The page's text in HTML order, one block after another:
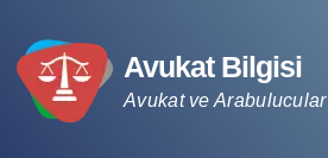
Avukat Bilgisi
Avukat ve Arabulucular